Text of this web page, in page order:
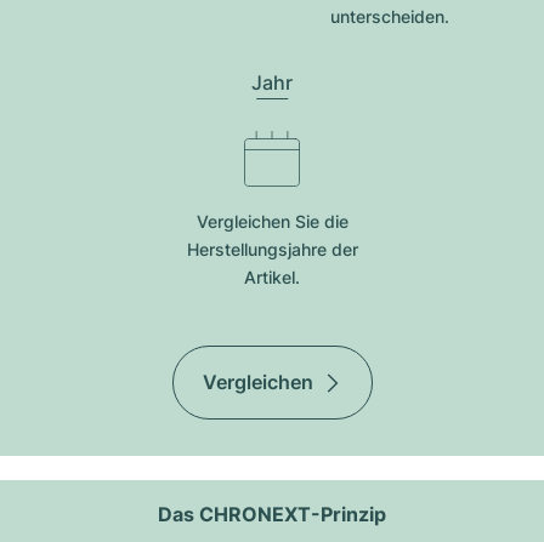
unterscheiden.
Jahr
Vergleichen Sie die
Herstellungsjahre der
Artikel.
Vergleichen
Das CHRONEXT-Prinzip